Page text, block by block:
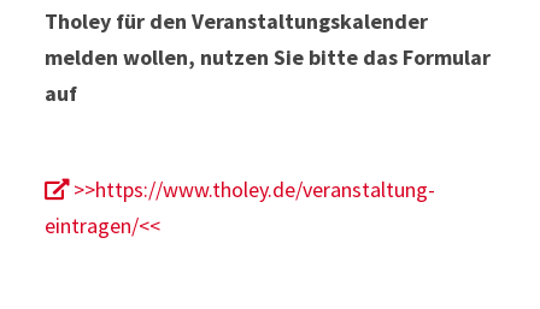
Tholey für den Veranstaltungskalender
melden wollen, nutzen Sie bitte das Formular
auf
>>https://www.tholey.de/veranstaltung-
eintragen/<<